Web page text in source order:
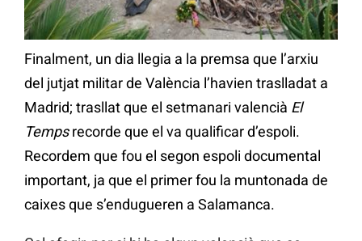
Finalment, un dia llegia a la premsa que l’arxiu
del jutjat militar de València l’havien traslladat a
Madrid; trasllat que el setmanari valencià El
Tempsrecorde que el va qualificar d’espoli.
Recordem que fou el segon espoli documental
important, ja que el primer fou la muntonada de
caixes que s’endugueren a Salamanca.